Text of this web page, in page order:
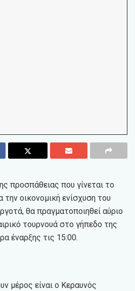
προσπάθειας που γίνεται το
την οικονομική ενίσχυση του
θα πραγματοποιηθεί αύριο
τουρνουά στο γήπεδο της
έναρξης τις 15:00.
μέρος είναι ο Κεραυνός